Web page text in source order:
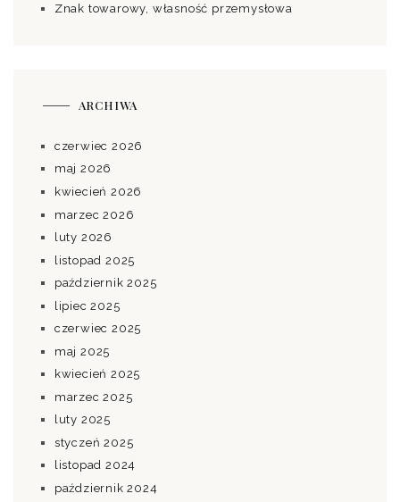
Znak towarowy, własność przemysłowa
ARCHIWA
czerwiec 2026
maj 2026
kwiecień 2026
marzec 2026
luty 2026
listopad 2025
październik 2025
lipiec 2025
czerwiec 2025
maj 2025
kwiecień 2025
marzec 2025
luty 2025
styczeń 2025
listopad 2024
październik 2024